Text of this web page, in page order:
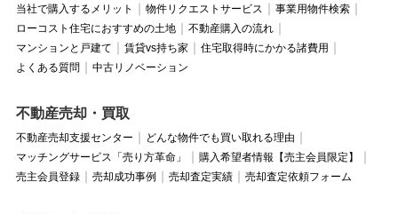
当社で購入するメリット
物件リクエストサービス
事業用物件検索
ローコスト住宅におすすめの土地
不動産購入の流れ
マンションと戸建て
賃貸vs持ち家
住宅取得時にかかる諸費用
よくある質問
中古リノベーション
不動産売却・買取
不動産売却支援センター
どんな物件でも買い取れる理由
マッチングサービス「売り方革命」
購入希望者情報【売主会員限定】
売主会員登録
売却成功事例 売却査定実績 売却査定依頼フォーム